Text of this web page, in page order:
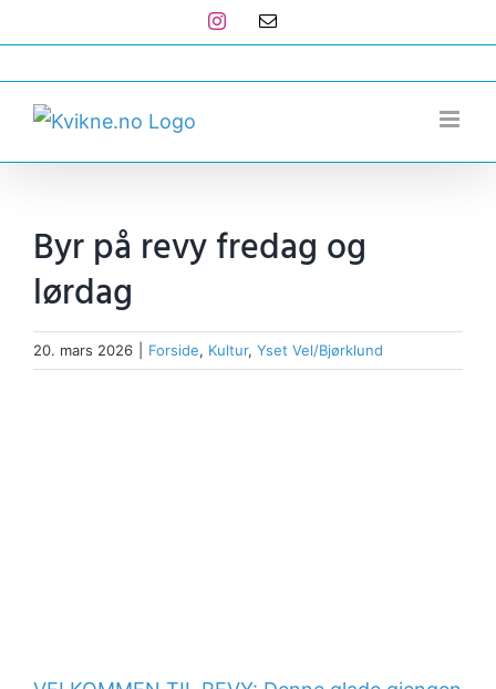
to
content
Instagram
E-
Byr på revy fredag og
lørdag
20. mars 2026 Forside, Kultur, Yset Vel/Bjørklund